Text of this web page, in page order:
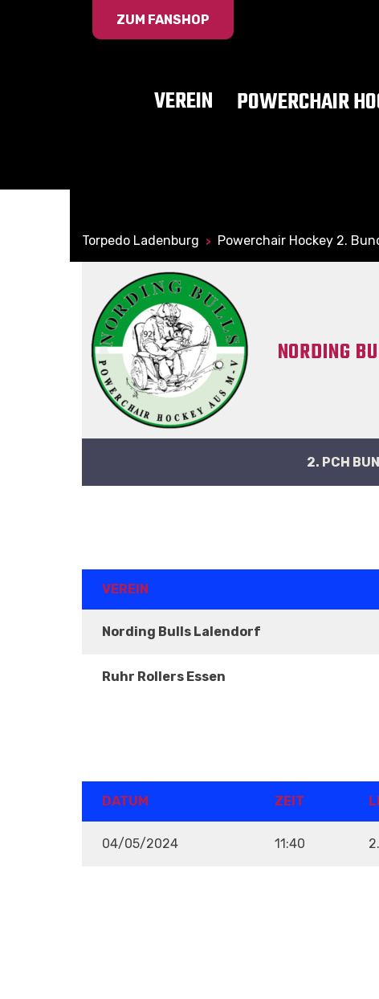
ZUM FANSHOP
VEREIN POWERCHAIR
Torpedo Ladenburg > Powerchair Hockey 2.
NORDING
2. PCH
VEREIN
Nording Bulls Lalendorf
Ruhr Rollers Essen
DATUM ZEIT
04/05/2024 11:40